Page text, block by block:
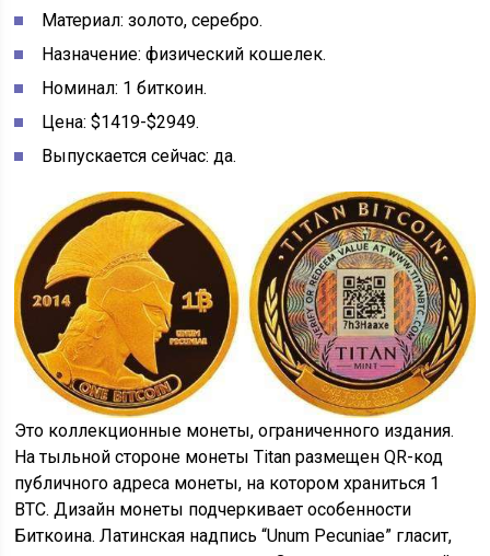
Материал: золото, серебро.
Назначение: физический кошелек.
Номинал: 1 биткоин.
Цена: $1419-$2949.
Выпускается сейчас: да.
Это коллекционные монеты, ограниченного издания.
На тыльной стороне монеты Titan размещен QR-код
публичного адреса монеты, на котором храниться 1
ВТС. Дизайн монеты подчеркивает особенности
Биткоина. Латинская надпись “Unum Pecuniae” гласит,